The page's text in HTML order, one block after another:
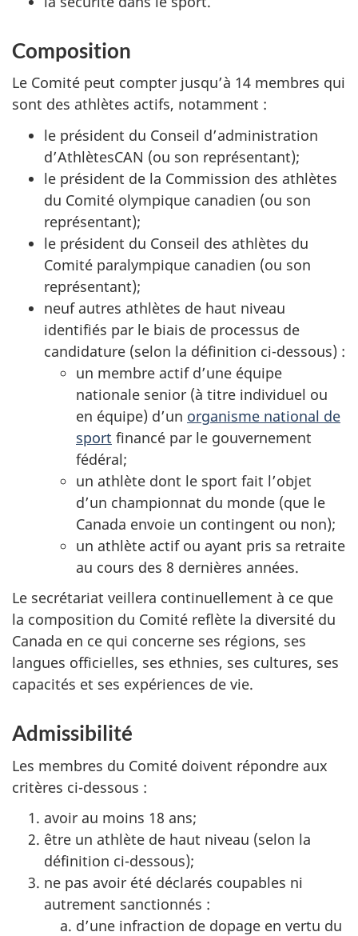
Composition
Le Comité peut compter jusqu’à 14 membres qui
sont des athlètes actifs, notamment :
le président du Conseil d’administration
d’AthlètesCAN (ou son représentant);
le président de la Commission des athlètes
du Comité olympique canadien (ou son
représentant);
le président du Conseil des athlètes du
Comité paralympique canadien (ou son
représentant);
neuf autres athlètes de haut niveau
identifiés par le biais de processus de
candidature (selon la définition ci-dessous) :
un membre actif d’une équipe
nationale senior (à titre individuel ou
en équipe) d’un organisme national de
sport financé par le gouvernement
fédéral;
un athlète dont le sport fait l’objet
d’un championnat du monde (que le
Canada envoie un contingent ou non);
un athlète actif ou ayant pris sa retraite
au cours des 8 dernières années.
Le secrétariat veillera continuellement à ce que
la composition du Comité reflète la diversité du
Canada en ce qui concerne ses régions, ses
langues officielles, ses ethnies, ses cultures, ses
capacités et ses expériences de vie.
Admissibilité
Les membres du Comité doivent répondre aux
critères ci-dessous :
avoir au moins 18 ans;
être un athlète de haut niveau (selon la
définition ci-dessous);
ne pas avoir été déclarés coupables ni
autrement sanctionnés :
d’une infraction de dopage en vertu du